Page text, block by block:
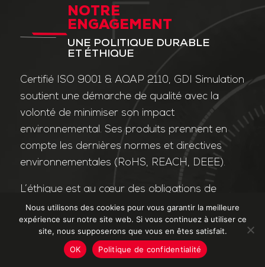
NOTRE
ENGAGEMENT
UNE POLITIQUE DURABLE
ET ÉTHIQUE
Certifié ISO 9001 & AQAP 2110, GDI Simulation
soutient une démarche de qualité avec la
volonté de minimiser son impact
environnemental. Ses produits prennent en
compte les dernières normes et directives
environnementales (RoHS, REACH, DEEE).
L’éthique est au cœur des obligations de
l’entreprise et de ses valeurs. Nos affaires
sont conduites dans le strict respect des
différentes lois applicables dans le domaine
de la lutte contre la corruption et le trafic
Nous utilisons des cookies pour vous garantir la meilleure
expérience sur notre site web. Si vous continuez à utiliser ce
site, nous supposerons que vous en êtes satisfait.
OK
Politique de confidentialité